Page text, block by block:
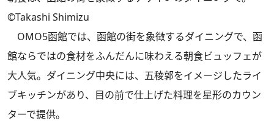
©Takashi Shimizu
OMO5函館では、函館の街を象徴するダイニングで、函
館ならではの食材をふんだんに味わえる朝食ビュッフェが
大人気。ダイニング中央には、五稜郭をイメージしたライ
ブキッチンがあり、目の前で仕上げた料理を星形のカウン
ターで提供。